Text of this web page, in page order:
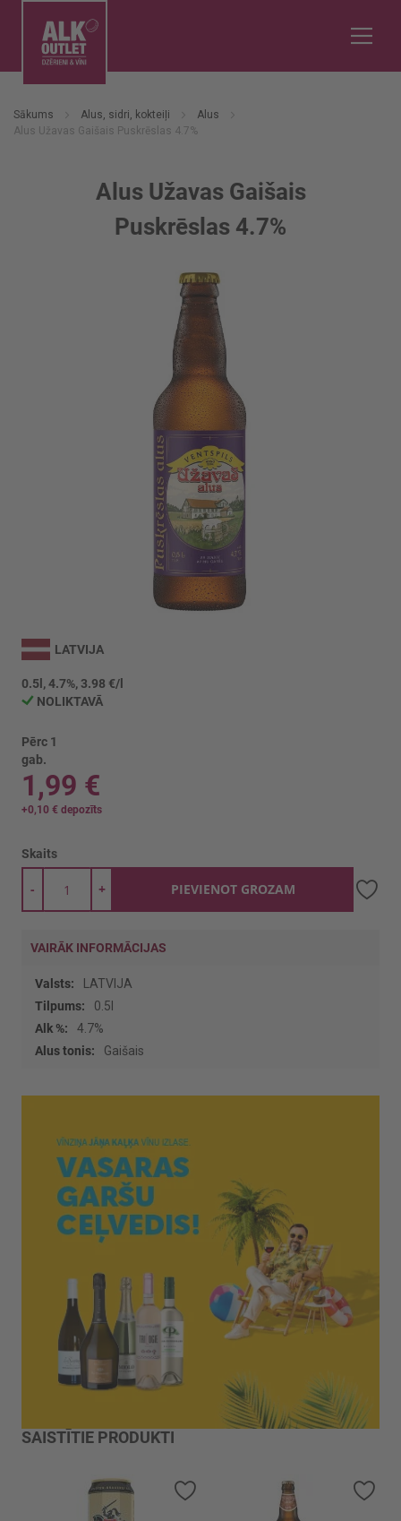
Sākums Alus, sidri, kokteiļi
Alus
Alus Užavas Gaišais Puskrēslas 4.7%
Alus Užavas Gaišais
Puskrēslas 4.7%
uz
galerijas
sākumu
LATVIJA
0.5l, 4.7%, 3.98 €/l
NOLIKTAVĀ
Pērc 1
gab.
1,99 €
+0,10 € depozīts
Skaits
+
- PIEVIENOT GROZAM
VAIRĀK INFORMĀCIJAS
Vairāk
informācijas
LATVIJA
0.5l
4.7%
Gaišais
SAISTĪTIE PRODUKTI
Pievienot vēlmju sarakstam